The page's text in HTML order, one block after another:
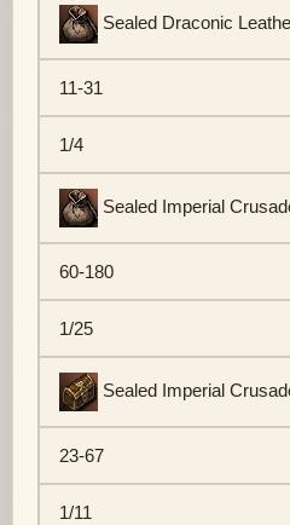
Sealed Draconic
11-31
1/4
Sealed Imperial
60-180
1/25
Sealed Imperial
23-67
1/11